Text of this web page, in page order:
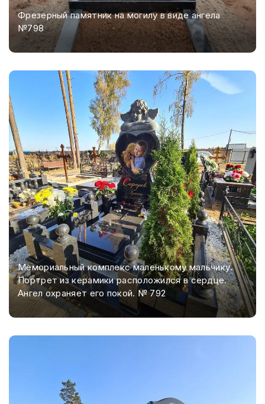
Фрезерный памятник на могилу в виде ангела
№798
Мемориальный комплекс маленькому мальчику.
Портрет из керамики расположился в сердце.
Ангел охраняет его покой. № 792